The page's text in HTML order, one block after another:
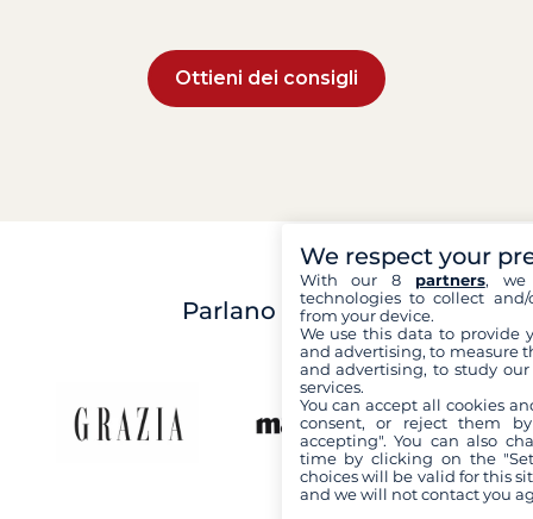
Ottieni dei consigli
Parlano di noi
We respect your
With our 8 partners, we
technologies to collect
from your device.
We use this data to provide
and advertising, to measure
and advertising, to study
services.
You can accept all cookies
consent, or reject them
accepting". You can also
time by clicking on the
choices will be valid for this
and we will not contact you